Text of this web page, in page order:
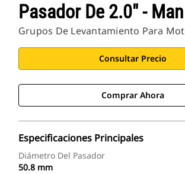
Pasador De 2.0" -
Grupos De Levantamiento Para
Consultar Precio
Comprar Ahora
Especificaciones Principales
Diámetro Del Pasador
50.8 mm